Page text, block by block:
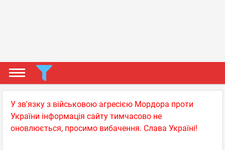
У зв'язку з військовою агресією Мордора проти
України інформація сайту тимчасово не
оновлюється, просимо вибачення. Слава Україні!